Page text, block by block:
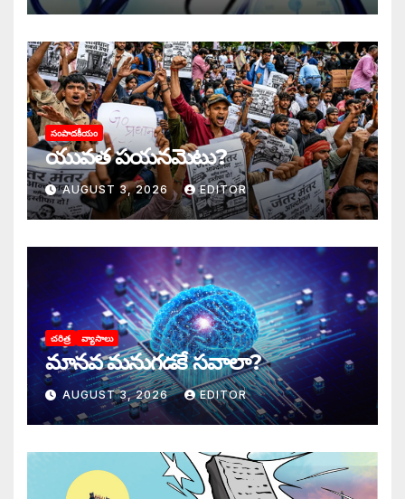
సంపాదకీయం
యువత పయనమెటు?
AUGUST 3, 2026 EDITOR
చరిత్ర వ్యాసాలు
మానవ మనుగడకే సవాలా?
AUGUST 3, 2026 EDITOR